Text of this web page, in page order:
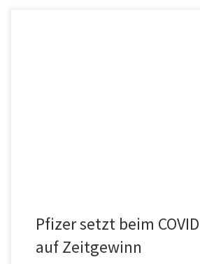
Pfizer setzt beim
auf Zeitgewinn